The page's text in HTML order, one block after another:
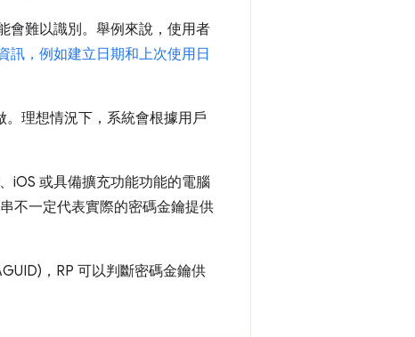
會難以識別。舉例來說，使用者
訊，例如建立日期和上次使用日
理想情況下，系統會根據用戶
iOS 或具備擴充功能功能的電腦
不一定代表實際的密碼金鑰提供
，RP 可以判斷密碼金鑰供